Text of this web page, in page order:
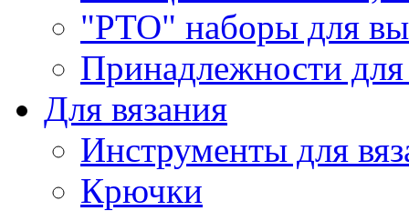
"РТО" наборы для
Принадлежности
Для вязания
Инструменты для
Крючки